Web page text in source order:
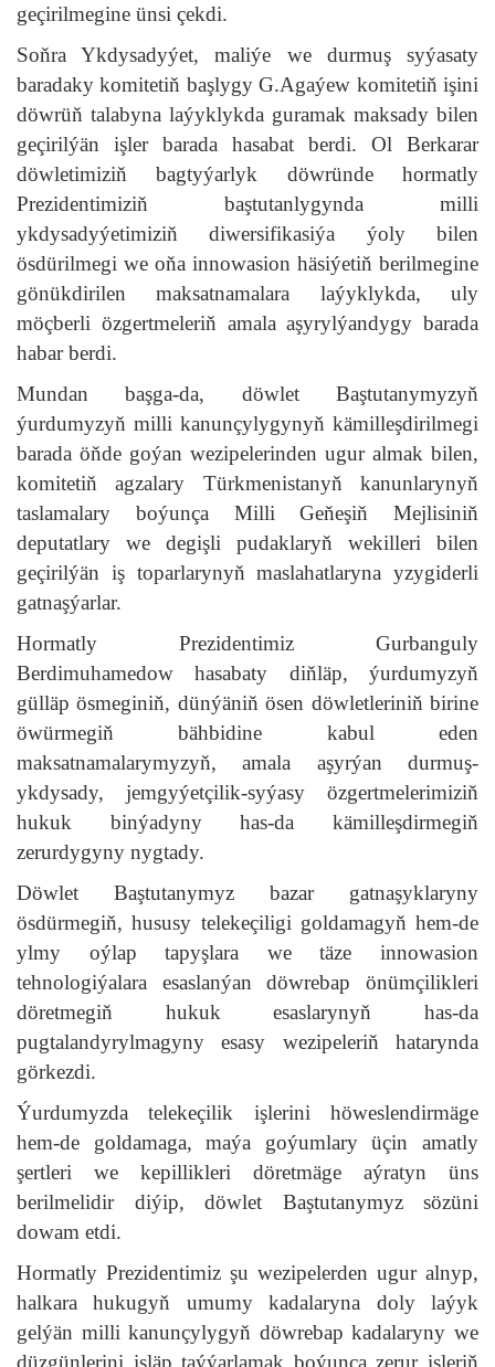
geçirilmegine ünsi çekdi.
Soňra Ykdysadyýet, maliýe we durmuş syýasaty
baradaky komitetiň başlygy G.Agaýew komitetiň işini
döwrüň talabyna laýyklykda guramak maksady bilen
geçirilýän işler barada hasabat berdi. Ol Berkarar
döwletimiziň bagtyýarlyk döwründe hormatly
Prezidentimiziň baştutanlygynda milli
ykdysadyýetimiziň diwersifikasiýa ýoly bilen
ösdürilmegi we oňa innowasion häsiýetiň berilmegine
gönükdirilen maksatnamalara laýyklykda, uly
möçberli özgertmeleriň amala aşyrylýandygy barada
habar berdi.
Mundan başga-da, döwlet Baştutanymyzyň
ýurdumyzyň milli kanunçylygynyň kämilleşdirilmegi
barada öňde goýan wezipelerinden ugur almak bilen,
komitetiň agzalary Türkmenistanyň kanunlarynyň
taslamalary boýunça Milli Geňeşiň Mejlisiniň
deputatlary we degişli pudaklaryň wekilleri bilen
geçirilýän iş toparlarynyň maslahatlaryna yzygiderli
gatnaşýarlar.
Hormatly Prezidentimiz Gurbanguly
Berdimuhamedow hasabaty diňläp, ýurdumyzyň
gülläp ösmeginiň, dünýäniň ösen döwletleriniň birine
öwürmegiň bähbidine kabul eden
maksatnamalarymyzyň, amala aşyrýan durmuş-
ykdysady, jemgyýetçilik-syýasy özgertmelerimiziň
hukuk binýadyny has-da kämilleşdirmegiň
zerurdygyny nygtady.
Döwlet Baştutanymyz bazar gatnaşyklaryny
ösdürmegiň, hususy telekeçiligi goldamagyň hem-de
ylmy oýlap tapyşlara we täze innowasion
tehnologiýalara esaslanýan döwrebap önümçilikleri
döretmegiň hukuk esaslarynyň has-da
pugtalandyrylmagyny esasy wezipeleriň hatarynda
görkezdi.
Ýurdumyzda telekeçilik işlerini höweslendirmäge
hem-de goldamaga, maýa goýumlary üçin amatly
şertleri we kepillikleri döretmäge aýratyn üns
berilmelidir diýip, döwlet Baştutanymyz sözüni
dowam etdi.
Hormatly Prezidentimiz şu wezipelerden ugur alnyp,
halkara hukugyň umumy kadalaryna doly laýyk
gelýän milli kanunçylygyň döwrebap kadalaryny we
düzgünlerini işläp taýýarlamak boýunça zerur işleriň